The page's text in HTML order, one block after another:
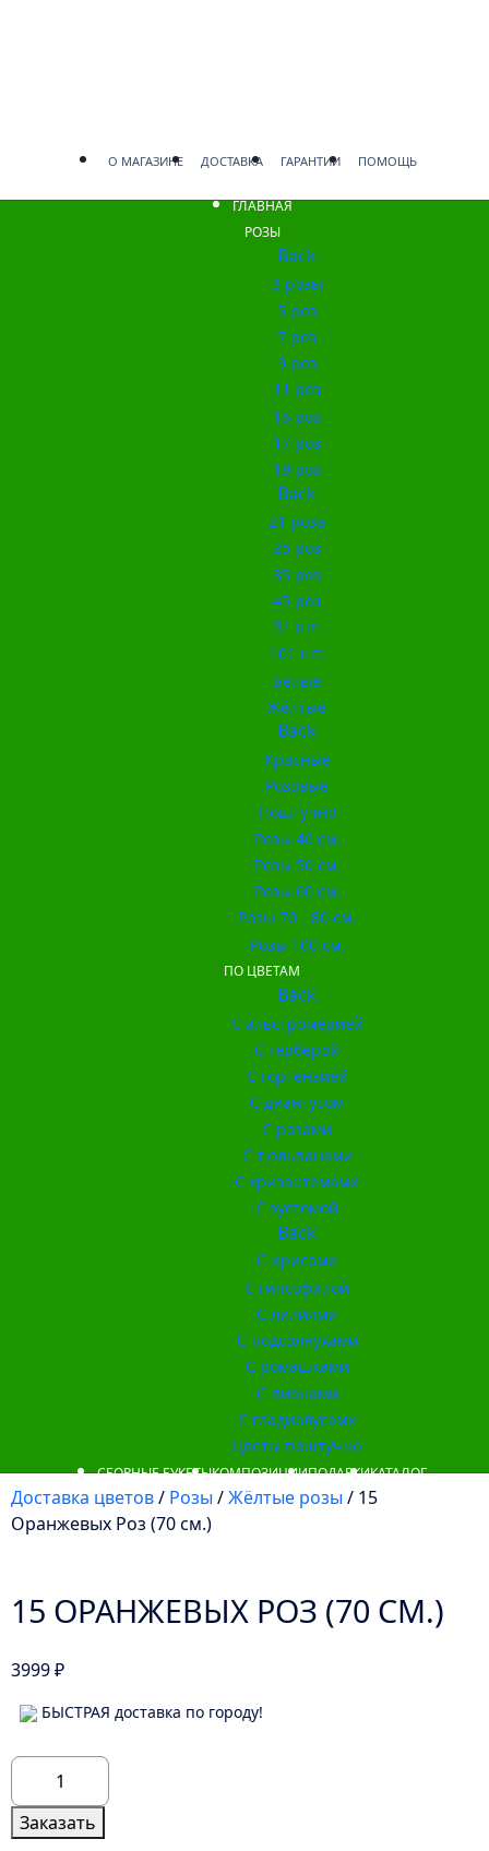
О МАГАЗИНЕ ДОСТАВКА ГАРАНТИИ ПОМОЩЬ
ГЛАВНАЯ
РОЗЫ
Back
3 розы
5 роз
7 роз
9 роз
11 роз
15 роз
17 роз
19 роз
Back
21 роза
25 роз
35 роз
45 роз
51 шт.
101 шт.
Белые
Жёлтые
Back
Красные
Розовые
Поштучно
Розы 40 см.
Розы 50 см.
Розы 60 см.
Розы 70 - 80 см.
Розы 100 см.
ПО ЦВЕТАМ
Back
С альстромерией
С герберой
С гортензией
С диантусом
С розами
С тюльпанами
С хризантемами
С эустомой
Back
С ирисами
С гипсофилой
С лилиями
С подсолнухами
С ромашками
С пионами
С гладиолусами
Цветы поштучно
СБОРНЫЕ БУКЕТЫКОМПОЗИЦИИПОДАРКИКАТАЛОГ
Доставка цветов/ Розы /Жёлтые розы / 15
Оранжевых Роз (70 см.)
15 ОРАНЖЕВЫХ РОЗ (70 СМ.)
3999₽
БЫСТРАЯ доставка по городу!
Количество
товара
15
Оранжевых
Заказать